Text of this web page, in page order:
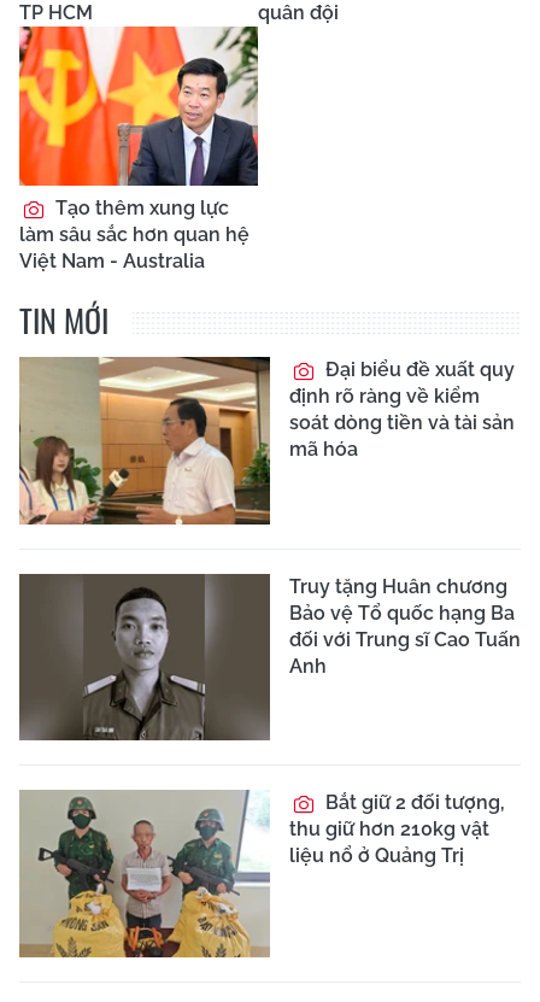
TP HCM
quân đội
Tạo thêm xung lực
làm sâu sắc hơn quan hệ
Việt Nam - Australia
TIN MỚI
Đại biểu đề xuất quy
định rõ ràng về kiểm
soát dòng tiền và tài sản
mã hóa
Truy tặng Huân chương
Bảo vệ Tổ quốc hạng Ba
đối với Trung sĩ Cao Tuấn
Anh
Bắt giữ 2 đối tượng,
thu giữ hơn 210kg vật
liệu nổ ở Quảng Trị